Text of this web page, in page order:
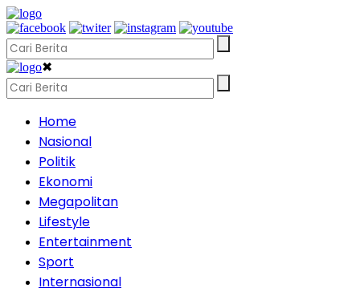
✖
Home
Nasional
Politik
Ekonomi
Megapolitan
Lifestyle
Entertainment
Sport
Internasional